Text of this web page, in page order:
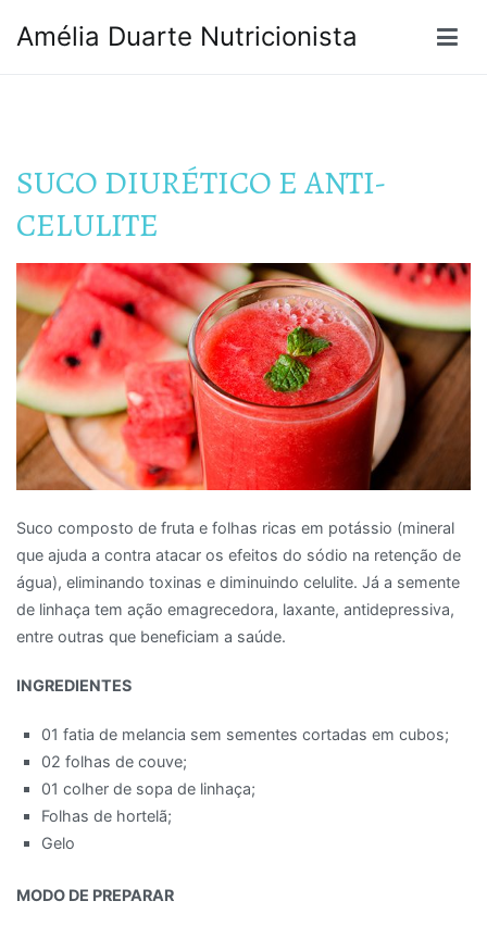
paraAmélia Duarte Nutricionista
SUCO DIURÉTICO E ANTI-
CELULITE
Suco composto de fruta e folhas ricas em potássio (mineral
que ajuda a contra atacar os efeitos do sódio na retenção de
água), eliminando toxinas e diminuindo celulite. Já a semente
de linhaça tem ação emagrecedora, laxante, antidepressiva,
entre outras que beneficiam a saúde.
INGREDIENTES
01 fatia de melancia sem sementes cortadas em cubos;
02 folhas de couve;
01 colher de sopa de linhaça;
Folhas de hortelã;
Gelo
MODO DE PREPARAR